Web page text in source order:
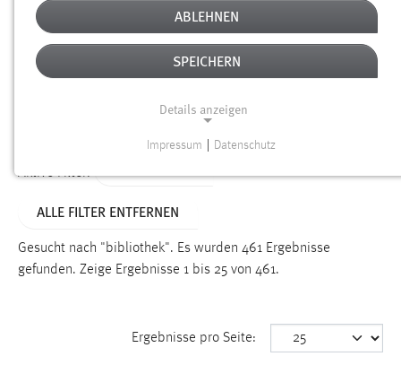
Erstellungsdatum
Alter
Aktive Filter:
ALLE FILTER ENTFERNEN
Gesucht nach "bibliothek". Es wurden 461 Ergebnisse
gefunden. Zeige Ergebnisse 1 bis 25 von 461.
Ergebnisse pro Seite:
ABLEHNEN
SPEICHERN
Details anzeigen
Funktionen und sind für die einwandfreie Funktion der
Einverständnis
cookie_consent
Impressum Datenschutz